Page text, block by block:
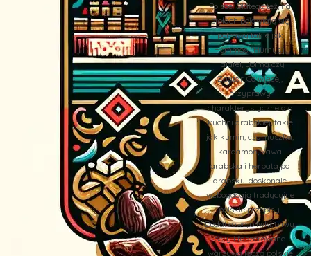
Polsce. Dlatego też, na
stołach pojawiają się
potrawy takie jak
Hommos (Humus),
Falafel, Dolma czy
Zaatar. Co więcej,
przyprawy
charakterystyczne dla
kuchni arabskiej, takie
jak kumin, czarnuszka,
kardamon, kawa
arabska i herbata po
arabsku, doskonale
wzbogacają tradycyjne
polskie przepisy.
Dodatkowo, oliwki, oliwy,
sery i faszerowane
warzywa łączą polskie